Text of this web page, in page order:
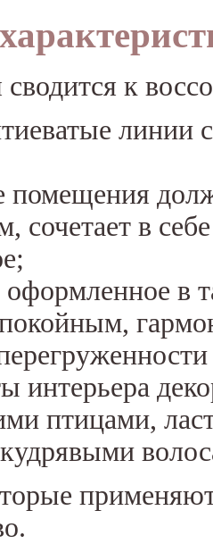
сводится к
линии
помещения
сочетает в
в
интерьера
птицами,